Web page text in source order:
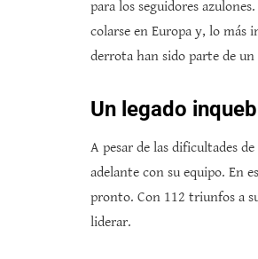
para los seguidores
colarse en Europa y, lo más
derrota han sido parte de
Un legado
A pesar de las dificultades
adelante con su equipo. En
pronto. Con 112 triunfos a
liderar.